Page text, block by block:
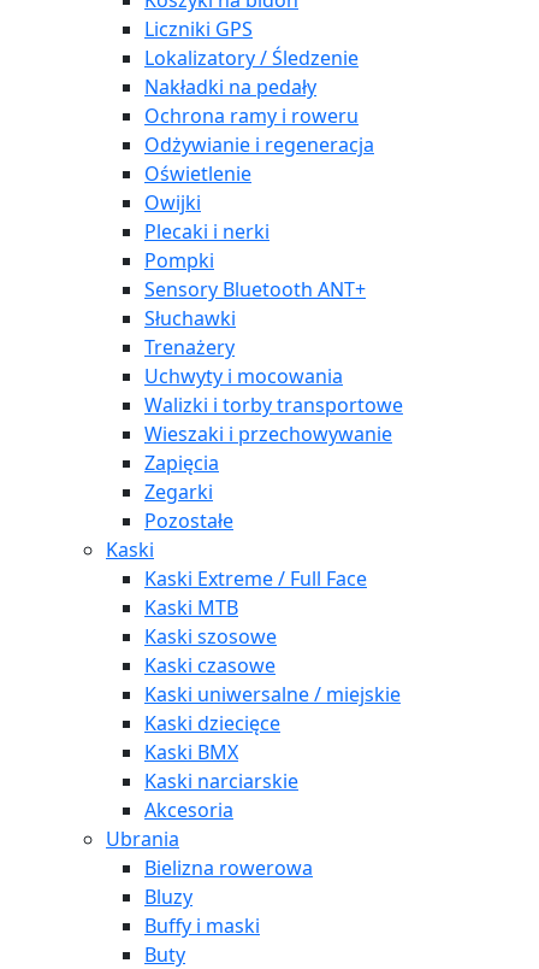
Liczniki GPS
Lokalizatory / Śledzenie
Nakładki na pedały
Ochrona ramy i roweru
Odżywianie i regeneracja
Oświetlenie
Owijki
Plecaki i nerki
Pompki
Sensory Bluetooth ANT+
Słuchawki
Trenażery
Uchwyty i mocowania
Walizki i torby transportowe
Wieszaki i przechowywanie
Zapięcia
Zegarki
Pozostałe
Kaski
Kaski Extreme / Full Face
Kaski MTB
Kaski szosowe
Kaski czasowe
Kaski uniwersalne / miejskie
Kaski dziecięce
Kaski BMX
Kaski narciarskie
Akcesoria
Ubrania
Bielizna rowerowa
Bluzy
Buffy i maski
Buty